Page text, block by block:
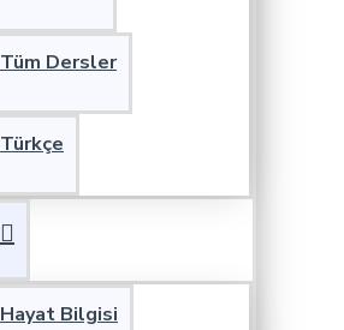
Tüm Dersler
Türkçe
Hayat Bilgisi